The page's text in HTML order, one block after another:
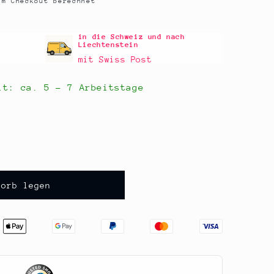
in die Schweiz und nach
Liechtenstein
mit Swiss Post
ca. 5 - 7 Arbeitstage
legen